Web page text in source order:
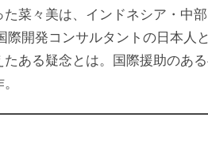
菜々美は、インドネシア・中
際開発コンサルタントの日本人
ある疑念とは。国際援助のあ